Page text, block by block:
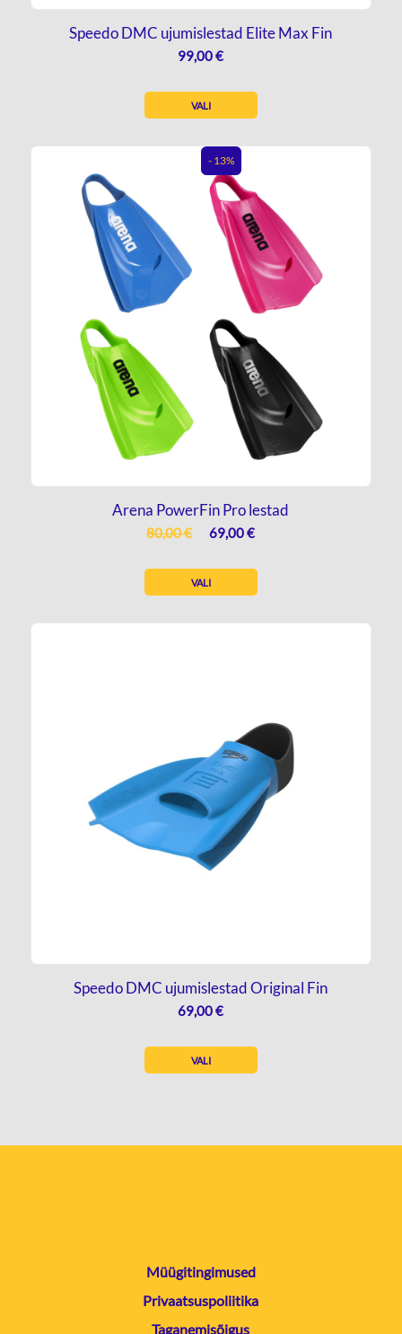
Speedo DMC ujumislestad Elite Max Fin
99,00€
VALI
- 13%
Arena PowerFin Pro lestad
80,00€
ALGNE
OLI:
80,00 €.
69,00€PRAEGUNE
ON:
69,00 €.
VALI
Speedo DMC ujumislestad Original Fin
69,00€
VALI
Müügitingimused
Privaatsuspoliitika
Taganemisõigus